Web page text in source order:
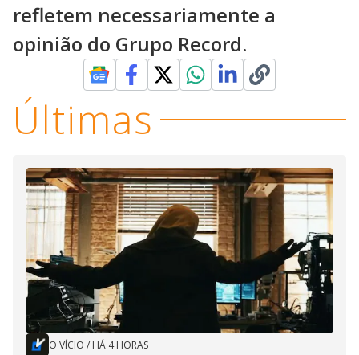
refletem necessariamente a
opinião do Grupo Record.
Últimas
O VÍCIO / HÁ 4 HORAS